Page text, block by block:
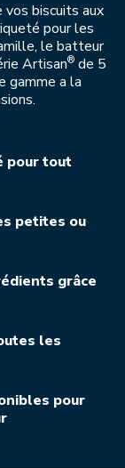
vos biscuits aux
pour les
le batteur
Artisan®de 5
gamme a la
pour tout
petites ou
grâce
les
pour